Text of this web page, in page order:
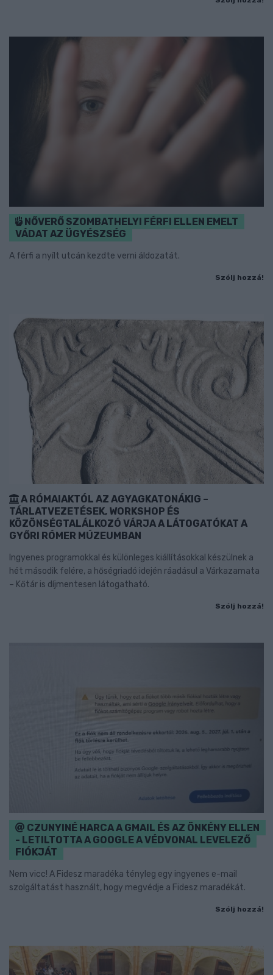
NŐVERŐ SZOMBATHELYI FÉRFI ELLEN EMELT
VÁDAT AZ ÜGYÉSZSÉG
A férfi a nyílt utcán kezdte verni áldozatát.
Szólj hozzá!
A RÓMAIAKTÓL AZ AGYAGKATONÁKIG –
TÁRLATVEZETÉSEK, WORKSHOP ÉS
KÖZÖNSÉGTALÁLKOZÓ VÁRJA A LÁTOGATÓKAT A
GYŐRI RÓMER MÚZEUMBAN
Ingyenes programokkal és különleges kiállításokkal készülnek a
hét második felére, a hőségriadó idején ráadásul a Várkazamata
– Kőtár is díjmentesen látogatható.
Szólj hozzá!
CZUNYINÉ HARCA A GMAIL ÉS AZ ÖNKÉNY ELLEN
- LETILTOTTA A GOOGLE A VÉDVONAL LEVELEZŐ
FIÓKJÁT
Nem vicc! A Fidesz maradéka tényleg egy ingyenes e-mail
szolgáltatást használt, hogy megvédje a Fidesz maradékát.
Szólj hozzá!